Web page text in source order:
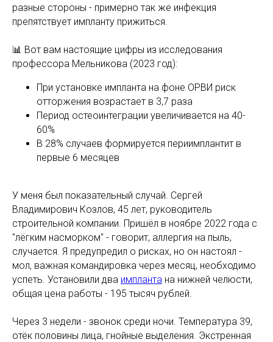
разные стороны - примерно так же инфекция
препятствует импланту прижиться.
📊 Вот вам настоящие цифры из исследования
профессора Мельникова (2023 год):
При установке импланта на фоне ОРВИ риск
отторжения возрастает в 3,7 раза
Период остеоинтеграции увеличивается на 40-
60%
В 28% случаев формируется периимплантит в
первые 6 месяцев
У меня был показательный случай. Сергей
Владимирович Козлов, 45 лет, руководитель
строительной компании. Пришёл в ноябре 2022 года с
"лёгким насморком" - говорит, аллергия на пыль,
случается. Я предупредил о рисках, но он настоял -
мол, важная командировка через месяц, необходимо
успеть. Установили два импланта на нижней челюсти,
общая цена работы - 195 тысяч рублей.
Через 3 недели - звонок среди ночи. Температура 39,
отёк половины лица, гнойные выделения. Экстренная